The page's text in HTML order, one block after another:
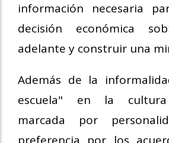
información necesaria
decisión económica
adelante y construir una
Además de la
escuela" en la cultura
marcada por